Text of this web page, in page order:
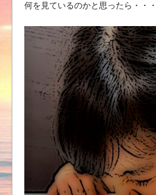
何を見ているのかと思ったら・・・